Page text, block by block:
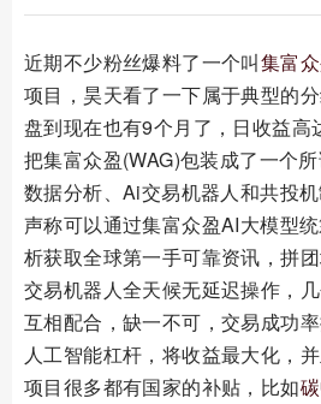
近期不少粉丝爆料了一个叫集富
项目，昊天看了一下属于典型的
盘到现在也有9个月了，日收益高
把集富众盈(WAG)包装成了一个
数据分析、Ai交易机器人和共投机
声称可以通过集富众盈AI大模型
析获取全球第一手可靠资讯，拼
交易机器人全天候无延迟操作，
互相配合，缺一不可，交易成功
人工智能杠杆，将收益最大化，
项目很多都有国家的补贴，比如